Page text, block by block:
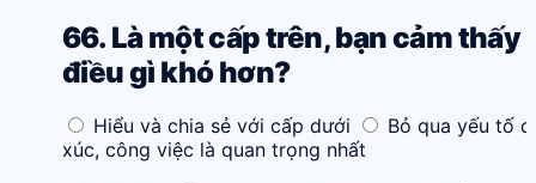
66. Là một cấp trên, bạn cảm thấy
điều gì khó hơn?
Hiểu và chia sẻ với cấp dưới
Bỏ qua yếu tố
xúc, công việc là quan trọng nhất